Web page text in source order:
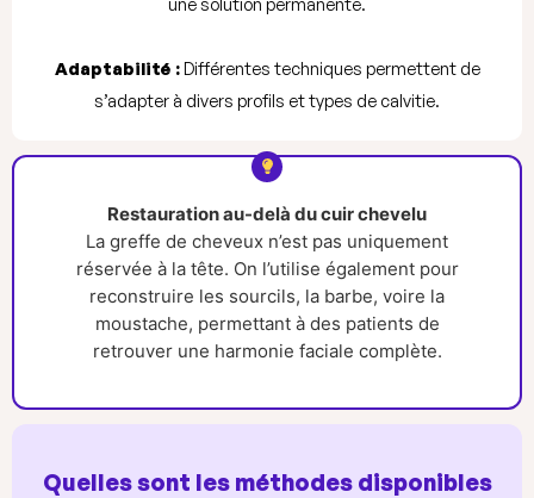
Adaptabilité :Différentes techniques permettent de
s’adapter à divers profils et types de calvitie.
Restauration au-delà du cuir chevelu
La greffe de cheveux n’est pas uniquement
réservée à la tête. On l’utilise également pour
reconstruire les sourcils, la barbe, voire la
moustache, permettant à des patients de
retrouver une harmonie faciale complète.
Quelles sont les méthodes disponibles